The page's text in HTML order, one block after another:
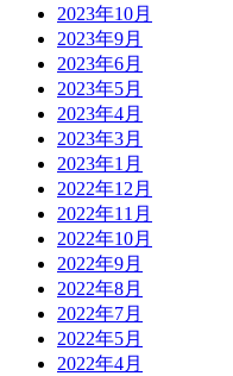
2023年10月
2023年9月
2023年6月
2023年5月
2023年4月
2023年3月
2023年1月
2022年12月
2022年11月
2022年10月
2022年9月
2022年8月
2022年7月
2022年5月
2022年4月